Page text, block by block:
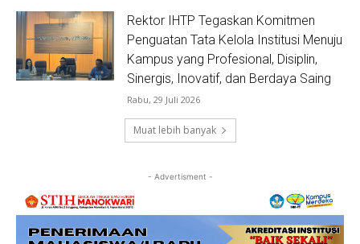
Rektor IHTP Tegaskan Komitmen
Penguatan Tata Kelola Institusi Menuju
Kampus yang Profesional, Disiplin,
Sinergis, Inovatif, dan Berdaya Saing
Rabu, 29 Juli 2026
Muat lebih banyak
- Advertisment -